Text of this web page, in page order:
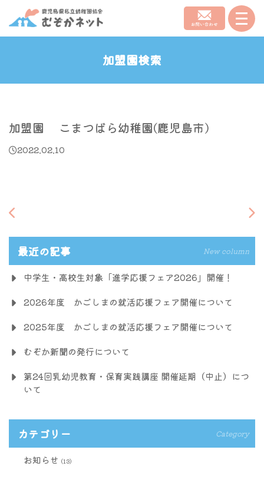
加盟園検索
加盟園 こまつばら幼稚園(鹿児島市)
2022.02.10
最近の記事 New column
中学生・高校生対象「進学応援フェア2026」開催！
2026年度 かごしまの就活応援フェア開催について
2025年度 かごしまの就活応援フェア開催について
むぞか新聞の発行について
第24回乳幼児教育・保育実践講座 開催延期（中止）につ
いて
カテゴリー Category
お知らせ (13)